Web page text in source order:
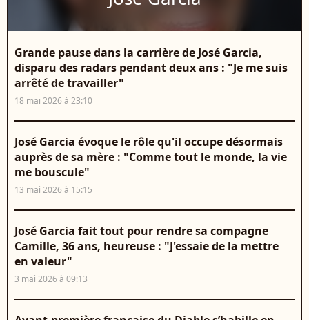
Grande pause dans la carrière de José Garcia,
disparu des radars pendant deux ans : "Je me suis
arrêté de travailler"
18 mai 2026 à 23:10
José Garcia évoque le rôle qu'il occupe désormais
auprès de sa mère : "Comme tout le monde, la vie
me bouscule"
13 mai 2026 à 15:15
José Garcia fait tout pour rendre sa compagne
Camille, 36 ans, heureuse : "J'essaie de la mettre
en valeur"
3 mai 2026 à 09:13